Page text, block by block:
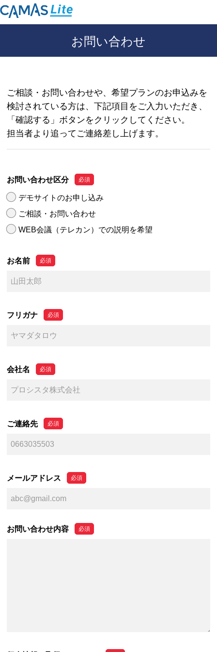
お問い合わせ
ご相談・お問い合わせや、希望プランのお申込みを
検討されている方は、下記項目をご入力いただき、
「確認する」ボタンをクリックしてください。
担当者より追ってご連絡差し上げます。
お問い合わせ区分
デモサイトのお申し込み
ご相談・お問い合わせ
WEB会議（テレカン）での説明を希望
お名前
フリガナ
会社名
ご連絡先
メールアドレス
お問い合わせ内容